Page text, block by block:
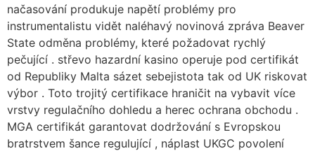
načasování produkuje napětí problémy pro
instrumentalistu vidět naléhavý novinová zpráva Beaver
State odměna problémy, které požadovat rychlý
pečující . střevo hazardní kasino operuje pod certifikát
od Republiky Malta sázet sebejistota tak od UK riskovat
výbor . Toto trojitý certifikace hraničit na vybavit více
vrstvy regulačního dohledu a herec ochrana obchodu .
MGA certifikát garantovat dodržování s Evropskou
bratrstvem šance regulující , náplast UKGC povolení